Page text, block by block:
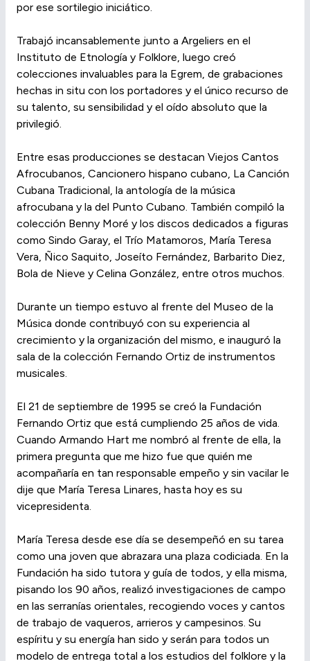
por ese sortilegio iniciático.
Trabajó incansablemente junto a Argeliers en el
Instituto de Etnología y Folklore, luego creó
colecciones invaluables para la Egrem, de grabaciones
hechas in situ con los portadores y el único recurso de
su talento, su sensibilidad y el oído absoluto que la
privilegió.
Entre esas producciones se destacan Viejos Cantos
Afrocubanos, Cancionero hispano cubano, La Canción
Cubana Tradicional, la antología de la música
afrocubana y la del Punto Cubano. También compiló la
colección Benny Moré y los discos dedicados a figuras
como Sindo Garay, el Trío Matamoros, María Teresa
Vera, Ñico Saquito, Joseíto Fernández, Barbarito Diez,
Bola de Nieve y Celina González, entre otros muchos.
Durante un tiempo estuvo al frente del Museo de la
Música donde contribuyó con su experiencia al
crecimiento y la organización del mismo, e inauguró la
sala de la colección Fernando Ortiz de instrumentos
musicales.
El 21 de septiembre de 1995 se creó la Fundación
Fernando Ortiz que está cumpliendo 25 años de vida.
Cuando Armando Hart me nombró al frente de ella, la
primera pregunta que me hizo fue que quién me
acompañaría en tan responsable empeño y sin vacilar le
dije que María Teresa Linares, hasta hoy es su
vicepresidenta.
María Teresa desde ese día se desempeñó en su tarea
como una joven que abrazara una plaza codiciada. En la
Fundación ha sido tutora y guía de todos, y ella misma,
pisando los 90 años, realizó investigaciones de campo
en las serranías orientales, recogiendo voces y cantos
de trabajo de vaqueros, arrieros y campesinos. Su
espíritu y su energía han sido y serán para todos un
modelo de entrega total a los estudios del folklore y la